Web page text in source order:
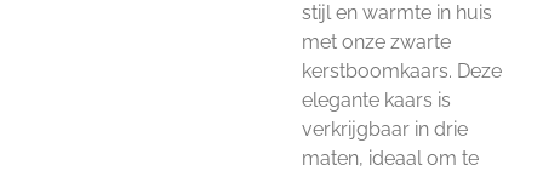
stijl en warmte in huis
met onze zwarte
kerstboomkaars. Deze
elegante kaars is
verkrijgbaar in drie
maten, ideaal om te